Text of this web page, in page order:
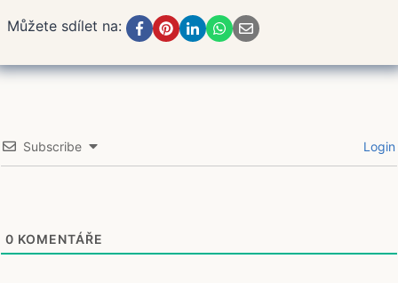
Můžete sdílet na:
Subscribe Login
0 KOMENTÁŘE